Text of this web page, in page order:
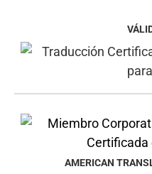
AMERICAN